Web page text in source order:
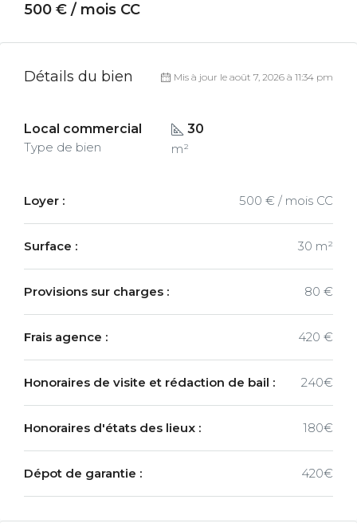
500 € / mois CC
Détails du bien Mis à jour le août 7, 2026 à 11:34 pm
Local commercial
Type de bien
30
m²
Loyer : 500 € / mois CC
Surface : 30 m²
Provisions sur charges : 80 €
Frais agence : 420 €
Honoraires de visite et rédaction de bail : 240€
Honoraires d'états des lieux : 180€
Dépot de garantie : 420€